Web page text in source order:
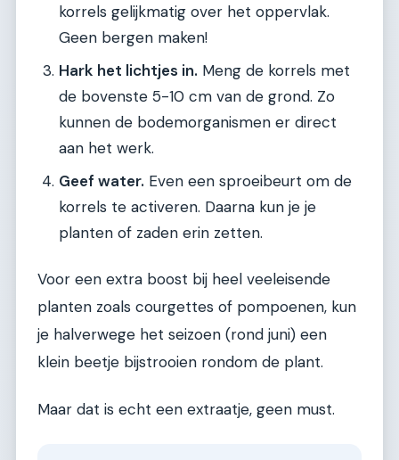
korrels gelijkmatig over het oppervlak.
Geen bergen maken!
Hark het lichtjes in. Meng de korrels met
de bovenste 5-10 cm van de grond. Zo
kunnen de bodemorganismen er direct
aan het werk.
Geef water. Even een sproeibeurt om de
korrels te activeren. Daarna kun je je
planten of zaden erin zetten.
Voor een extra boost bij heel veeleisende
planten zoals courgettes of pompoenen, kun
je halverwege het seizoen (rond juni) een
klein beetje bijstrooien rondom de plant.
Maar dat is echt een extraatje, geen must.